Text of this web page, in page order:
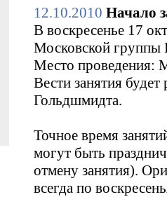
12.10.2010 Начало
В воскресенье 17
Московской группы
Место проведения:
Вести занятия
Гольдшмидта.
Точное время
могут быть
отмену занятия).
всегда по